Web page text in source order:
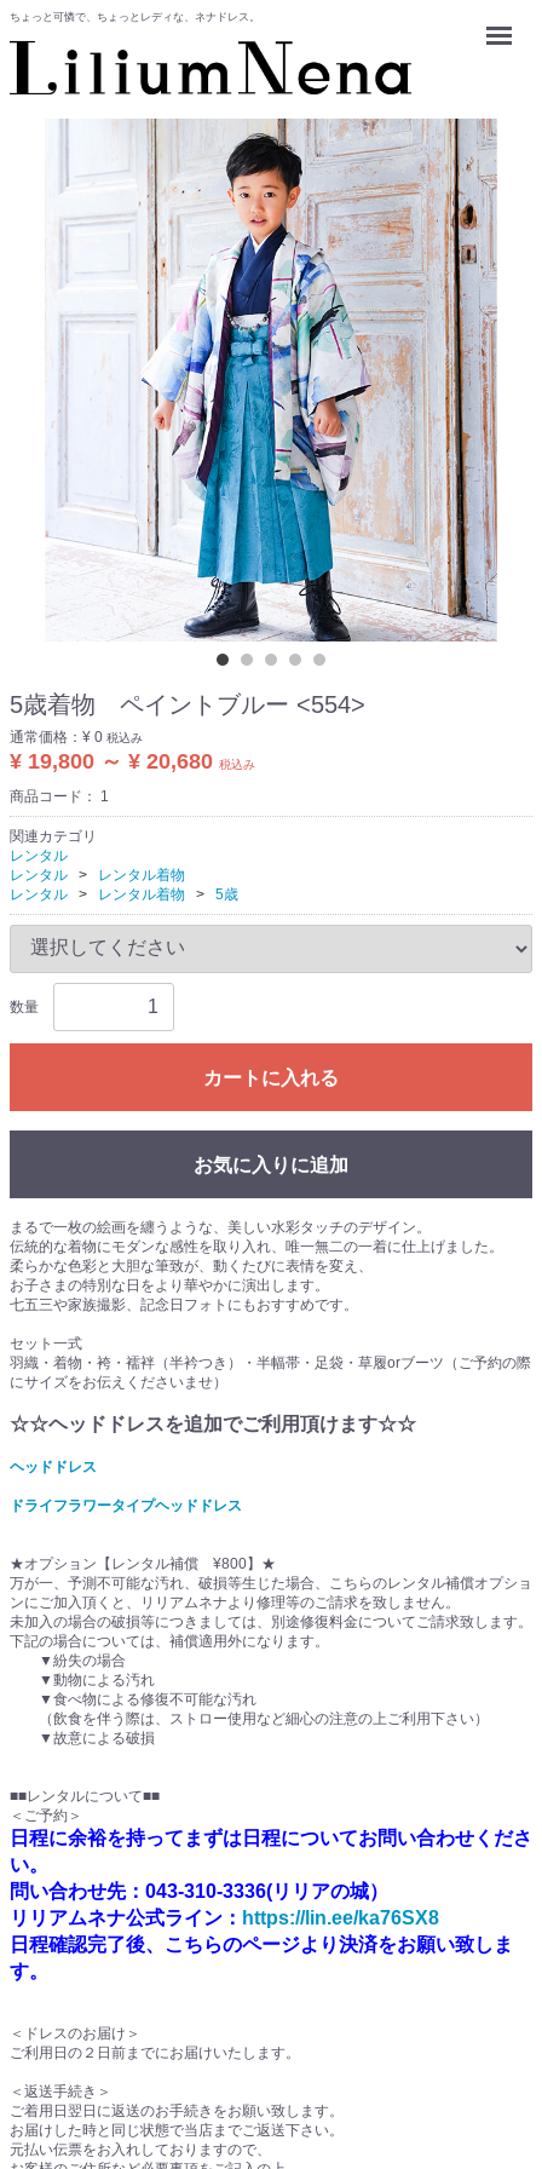
ちょっと可憐で、ちょっとレディな、ネナドレス。
5歳着物 ペイントブルー <554>
通常価格： ¥ 0 税込み
¥ 19,800 ～ ¥ 20,680 税込み
商品コード： 1
関連カテゴリ
レンタル
レンタル
レンタル着物
レンタル
レンタル着物 5歳
数量
カートに入れる
お気に入りに追加
まるで一枚の絵画を纏うような、美しい水彩タッチのデザイン。
伝統的な着物にモダンな感性を取り入れ、唯一無二の一着に仕上げました。
柔らかな色彩と大胆な筆致が、動くたびに表情を変え、
お子さまの特別な日をより華やかに演出します。
七五三や家族撮影、記念日フォトにもおすすめです。
セット一式
羽織・着物・袴・襦袢（半衿つき）・半幅帯・足袋・草履orブーツ（ご予約の際
にサイズをお伝えくださいませ）
☆☆ヘッドドレスを追加でご利用頂けます☆☆
ヘッドドレス
ドライフラワータイプヘッドドレス
★オプション【レンタル補償 ¥800】★
万が一、予測不可能な汚れ、破損等生じた場合、こちらのレンタル補償オプショ
ンにご加入頂くと、リリアムネナより修理等のご請求を致しません。
未加入の場合の破損等につきましては、別途修復料金についてご請求致します。
下記の場合については、補償適用外になります。
▼紛失の場合
▼動物による汚れ
▼食べ物による修復不可能な汚れ
（飲食を伴う際は、ストロー使用など細心の注意の上ご利用下さい）
▼故意による破損
■■レンタルについて■■
＜ご予約＞
日程に余裕を持ってまずは日程についてお問い合わせくださ
い。
問い合わせ先：043-310-3336(リリアの城）
リリアムネナ公式ライン： https://lin.ee/ka76SX8
日程確認完了後、こちらのページより決済をお願い致しま
す。
＜ドレスのお届け＞
ご利用日の２日前までにお届けいたします。
＜返送手続き＞
ご着用日翌日に返送のお手続きをお願い致します。
お届けした時と同じ状態で当店までご返送下さい。
元払い伝票をお入れしておりますので、